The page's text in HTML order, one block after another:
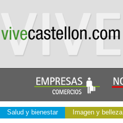
Salud y bienestar Imagen y belleza